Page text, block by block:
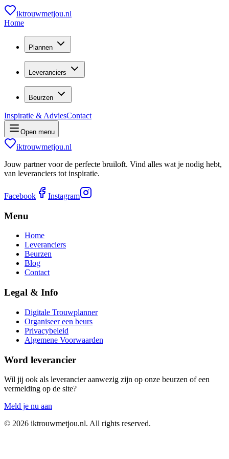
iktrouwmetjou.nl
Home
Plannen
Leveranciers
Beurzen
Inspiratie & AdviesContact
Open menu
iktrouwmetjou.nl
Jouw partner voor de perfecte bruiloft. Vind alles wat je nodig hebt,
van leveranciers tot inspiratie.
Facebook Instagram
Menu
Home
Leveranciers
Beurzen
Blog
Contact
Legal & Info
Digitale Trouwplanner
Organiseer een beurs
Privacybeleid
Algemene Voorwaarden
Word leverancier
Wil jij ook als leverancier aanwezig zijn op onze beurzen of een
vermelding op de site?
Meld je nu aan
© 2026 iktrouwmetjou.nl. All rights reserved.